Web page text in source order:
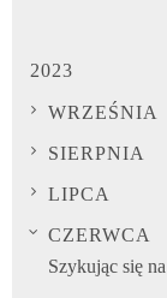
2023
WRZEŚNIA
SIERPNIA
LIPCA
CZERWCA
Szykując się